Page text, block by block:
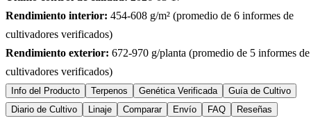
Rendimiento interior: 454-608 g/m² (promedio de 6 informes de
cultivadores verificados)
Rendimiento exterior: 672-970 g/planta (promedio de 5 informes de
cultivadores verificados)
Info del Producto Terpenos Genética Verificada
Guía de Cultivo
Diario de Cultivo
Linaje Comparar Envío FAQ Reseñas